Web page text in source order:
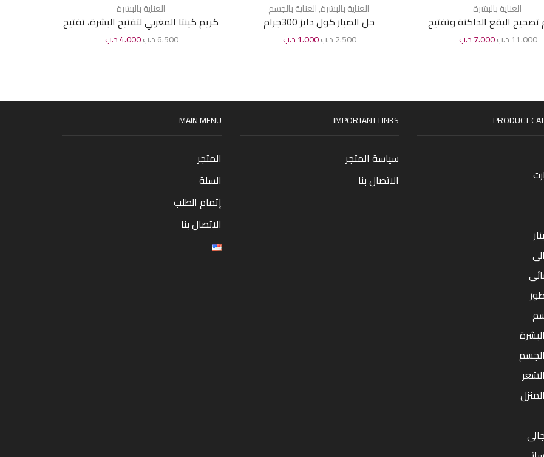
العناية بالبشرة
البقع الداكنة وتفتيح
من أكسيس واي – 50 مل
11.000د.ب7.000د.ب
العناية بالبشرة,العناية بالجسم
جل الصبار كول دايز 300جرام
2.500د.ب1.000د.ب
العناية بالبشرة
كريم كينتا المغربي لتفتيح البشرة، تفتيح
المناطق الحساسة 30 جرام
6.500د.ب4.000د.ب
MAIN MENU
المتجر
السلة
إتمام الطلب
الاتصال بنا
IMPORTANT LINKS
سياسة المتجر
الاتصال بنا
PRODUCT